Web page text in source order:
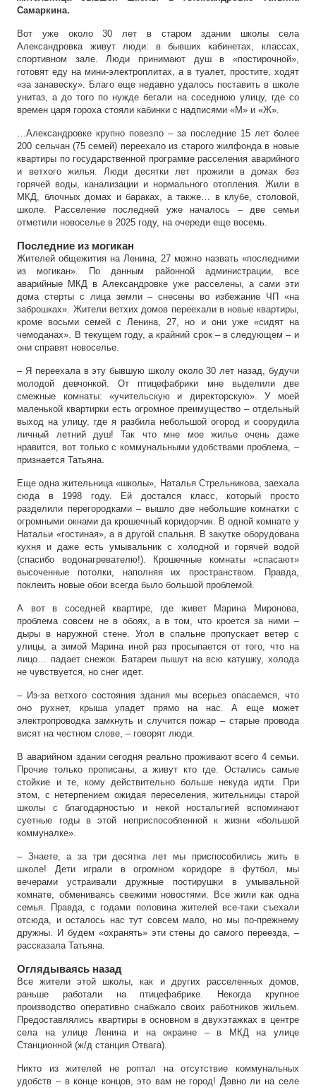
Самаркина.
Вот уже около 30 лет в старом здании школы села
Александровка живут люди: в бывших кабинетах, классах,
спортивном зале. Люди принимают душ в «постирочной»,
готовят еду на мини-электроплитах, а в туалет, простите, ходят
«за занавеску». Благо еще недавно удалось поставить в школе
унитаз, а до того по нужде бегали на соседнюю улицу, где со
времен царя гороха стояли кабинки с надписями «М» и «Ж».
…Александровке крупно повезло – за последние 15 лет более
200 сельчан (75 семей) переехало из старого жилфонда в новые
квартиры по государственной программе расселения аварийного
и ветхого жилья. Люди десятки лет прожили в домах без
горячей воды, канализации и нормального отопления. Жили в
МКД, блочных домах и бараках, а также… в клубе, столовой,
школе. Расселение последней уже началось – две семьи
отметили новоселье в 2025 году, на очереди еще восемь.
Последние из могикан
Жителей общежития на Ленина, 27 можно назвать «последними
из могикан». По данным районной администрации, все
аварийные МКД в Александровке уже расселены, а сами эти
дома стерты с лица земли – снесены во избежание ЧП «на
заброшках». Жители ветхих домов переехали в новые квартиры,
кроме восьми семей с Ленина, 27, но и они уже «сидят на
чемоданах». В текущем году, а крайний срок – в следующем – и
они справят новоселье.
– Я переехала в эту бывшую школу около 30 лет назад, будучи
молодой девчонкой. От птицефабрики мне выделили две
смежные комнаты: «учительскую и директорскую». У моей
маленькой квартирки есть огромное преимущество – отдельный
выход на улицу, где я разбила небольшой огород и соорудила
личный летний душ! Так что мне мое жилье очень даже
нравится, вот только с коммунальными удобствами проблема, –
признается Татьяна.
Еще одна жительница «школы», Наталья Стрельникова, заехала
сюда в 1998 году. Ей достался класс, который просто
разделили перегородками – вышло две небольшие комнатки с
огромными окнами да крошечный коридорчик. В одной комнате у
Натальи «гостиная», а в другой спальня. В закутке оборудована
кухня и даже есть умывальник с холодной и горячей водой
(спасибо водонагревателю!). Крошечные комнаты «спасают»
высоченные потолки, наполняя их пространством. Правда,
поклеить новые обои всегда было большой проблемой.
А вот в соседней квартире, где живет Марина Миронова,
проблема совсем не в обоях, а в том, что кроется за ними –
дыры в наружной стене. Угол в спальне пропускает ветер с
улицы, а зимой Марина иной раз просыпается от того, что на
лицо… падает снежок. Батареи пышут на всю катушку, холода
не чувствуется, но снег идет.
– Из-за ветхого состояния здания мы всерьез опасаемся, что
оно рухнет, крыша упадет прямо на нас. А еще может
электропроводка замкнуть и случится пожар – старые провода
висят на честном слове, – говорят люди.
В аварийном здании сегодня реально проживают всего 4 семьи.
Прочие только прописаны, а живут кто где. Остались самые
стойкие и те, кому действительно больше некуда идти. При
этом, с нетерпением ожидая переселения, жительницы старой
школы с благодарностью и некой ностальгией вспоминают
суетные годы в этой неприспособленной к жизни «большой
коммуналке».
– Знаете, а за три десятка лет мы приспособились жить в
школе! Дети играли в огромном коридоре в футбол, мы
вечерами устраивали дружные постирушки в умывальной
комнате, обмениваясь свежими новостями. Все жили как одна
семья. Правда, с годами половина жителей все-таки съехали
отсюда, и осталось нас тут совсем мало, но мы по-прежнему
дружны. И будем «охранять» эти стены до самого переезда, –
рассказала Татьяна.
Оглядываясь назад
Все жители этой школы, как и других расселенных домов,
раньше работали на птицефабрике. Некогда крупное
производство оперативно снабжало своих работников жильем.
Предоставлялись квартиры в основном в двухэтажках в центре
села на улице Ленина и на окраине – в МКД на улице
Станционной (ж/д станция Отвага).
Никто из жителей не роптал на отсутствие коммунальных
удобств – в конце концов, это вам не город! Давно ли на селе